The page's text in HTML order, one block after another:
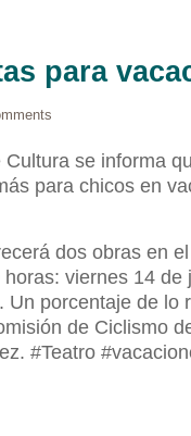
para
se informa
para chicos en
dos obras en
viernes 14 de
Un porcentaje de
de Ciclismo
#Teatro